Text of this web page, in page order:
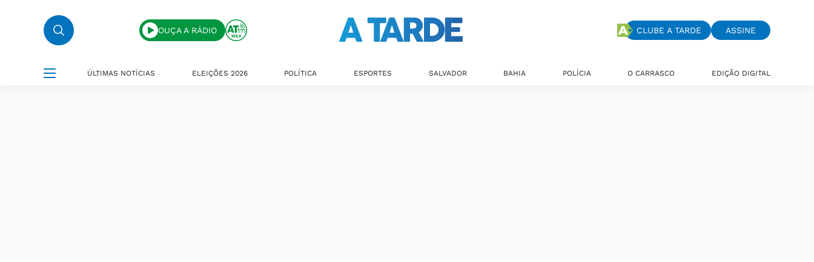
OUÇA A RÁDIO CLUBE A TARDE ASSINE
ÚLTIMAS NOTÍCIAS ELEIÇÕES 2026 POLÍTICA ESPORTES SALVADOR BAHIA POLÍCIA O CARRASCO EDIÇÃO DIGITAL